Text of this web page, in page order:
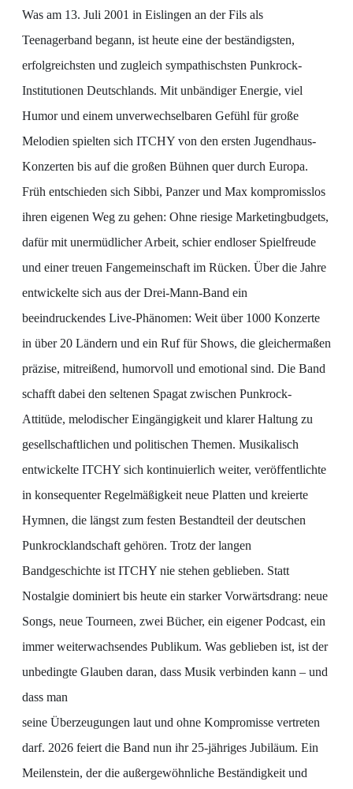
Was am 13. Juli 2001 in Eislingen an der Fils als
Teenagerband begann, ist heute eine der beständigsten,
erfolgreichsten und zugleich sympathischsten Punkrock-
Institutionen Deutschlands. Mit unbändiger Energie, viel
Humor und einem unverwechselbaren Gefühl für große
Melodien spielten sich ITCHY von den ersten Jugendhaus-
Konzerten bis auf die großen Bühnen quer durch Europa.
Früh entschieden sich Sibbi, Panzer und Max kompromisslos
ihren eigenen Weg zu gehen: Ohne riesige Marketingbudgets,
dafür mit unermüdlicher Arbeit, schier endloser Spielfreude
und einer treuen Fangemeinschaft im Rücken. Über die Jahre
entwickelte sich aus der Drei-Mann-Band ein
beeindruckendes Live-Phänomen: Weit über 1000 Konzerte
in über 20 Ländern und ein Ruf für Shows, die gleichermaßen
präzise, mitreißend, humorvoll und emotional sind. Die Band
schafft dabei den seltenen Spagat zwischen Punkrock-
Attitüde, melodischer Eingängigkeit und klarer Haltung zu
gesellschaftlichen und politischen Themen. Musikalisch
entwickelte ITCHY sich kontinuierlich weiter, veröffentlichte
in konsequenter Regelmäßigkeit neue Platten und kreierte
Hymnen, die längst zum festen Bestandteil der deutschen
Punkrocklandschaft gehören. Trotz der langen
Bandgeschichte ist ITCHY nie stehen geblieben. Statt
Nostalgie dominiert bis heute ein starker Vorwärtsdrang: neue
Songs, neue Tourneen, zwei Bücher, ein eigener Podcast, ein
immer weiterwachsendes Publikum. Was geblieben ist, ist der
unbedingte Glauben daran, dass Musik verbinden kann – und
dass man
seine Überzeugungen laut und ohne Kompromisse vertreten
darf. 2026 feiert die Band nun ihr 25-jähriges Jubiläum. Ein
Meilenstein, der die außergewöhnliche Beständigkeit und